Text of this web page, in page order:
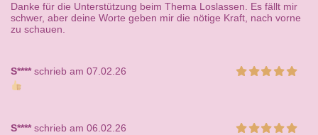
Danke für die Unterstützung beim Thema Loslassen. Es fällt mir
schwer, aber deine Worte geben mir die nötige Kraft, nach vorne
zu schauen.
S****schrieb am 07.02.26
S****schrieb am 06.02.26